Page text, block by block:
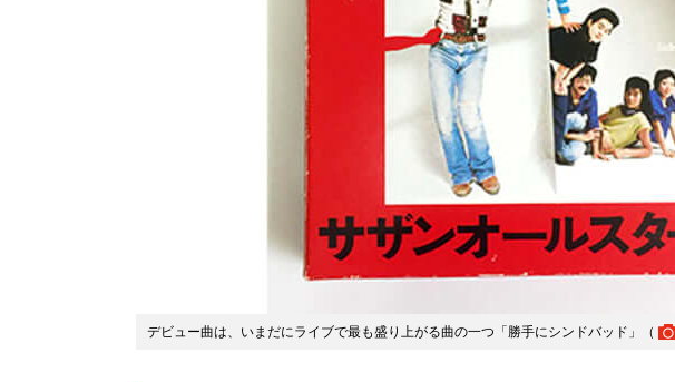
デビュー曲は、いまだにライブで最も盛り上がる曲の一つ「勝手にシンドバッド」（